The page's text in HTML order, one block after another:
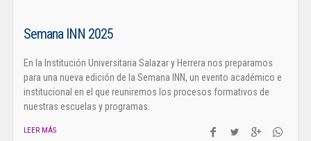
Semana INN 2025
En la Institución Universitaria Salazar y Herrera nos preparamos
para una nueva edición de la Semana INN, un evento académico e
institucional en el que reuniremos los procesos formativos de
nuestras escuelas y programas.
LEER MÁS